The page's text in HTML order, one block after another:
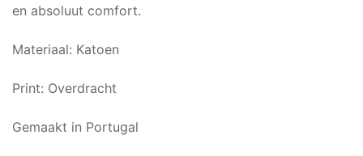
en absoluut comfort.
Materiaal: Katoen
Print: Overdracht
Gemaakt in Portugal